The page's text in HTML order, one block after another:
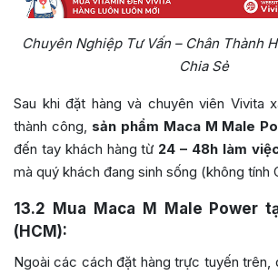
Chuyên Nghiệp Tư Vấn – Chân Thành
Chia Sẻ
Sau khi đặt hàng và chuyên viên Vivita
thành công, sản phẩm Maca M Male
đến tay khách hàng từ 24 – 48h làm
mà quý khách đang sinh sống (không tính
13.2 Mua Maca M Male Power
(HCM):
Ngoài các cách đặt hàng trực tuyến trên,